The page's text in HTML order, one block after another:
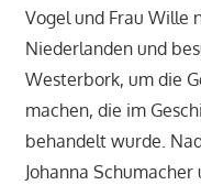
Vogel und Frau Wille
Niederlanden und
Westerbork, um die
machen, die im
behandelt wurde.
Johanna